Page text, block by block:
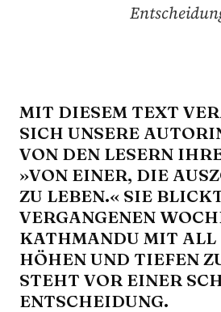
MIT DIESEM TEXT
SICH UNSERE
VON DEN LESERN
»VON EINER, DIE
ZU LEBEN.« SIE
VERGANGENEN
KATHMANDU MIT ALL
HÖHEN UND TIEFEN
STEHT VOR EINER
ENTSCHEIDUNG.